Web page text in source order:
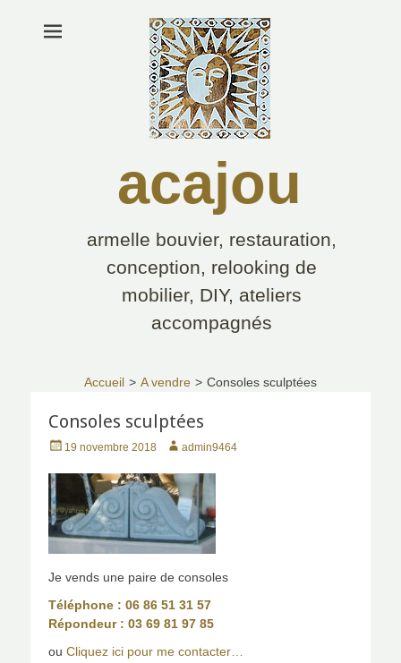
acajou
armelle bouvier, restauration,
conception, relooking de
mobilier, DIY, ateliers
accompagnés
Accueil > A vendre > Consoles sculptées
Consoles sculptées
P
s
e
d
19 novembre 2018
A
t
h
r
admin9464
Je vends une paire de consoles
Téléphone : 06 86 51 31 57
Répondeur : 03 69 81 97 85
ou Cliquez ici pour me contacter…